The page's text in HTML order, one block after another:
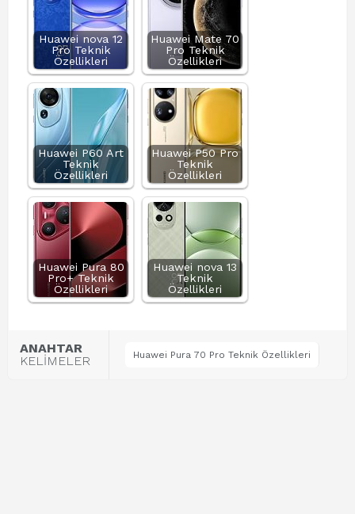
Huawei nova 12
Pro Teknik
Özellikleri
Huawei Mate 70
Pro Teknik
Özellikleri
Huawei P60 Art
Teknik
Özellikleri
Huawei P50 Pro
Teknik
Özellikleri
Huawei Pura 80
Pro+ Teknik
Özellikleri
Huawei nova 13
Teknik
Özellikleri
ANAHTAR
KELİMELER
Huawei Pura 70 Pro Teknik Özellikleri